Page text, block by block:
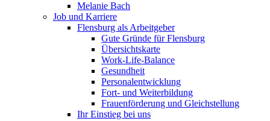
Melanie Bach
Job und Karriere
Flensburg als Arbeitgeber
Gute Gründe für Flensburg
Übersichtskarte
Work-Life-Balance
Gesundheit
Personalentwicklung
Fort- und Weiterbildung
Frauenförderung und Gleichstellung
Ihr Einstieg bei uns